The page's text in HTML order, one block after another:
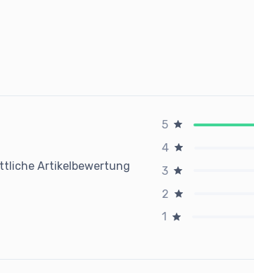
Artikelbewertung
5
4
3
2
1